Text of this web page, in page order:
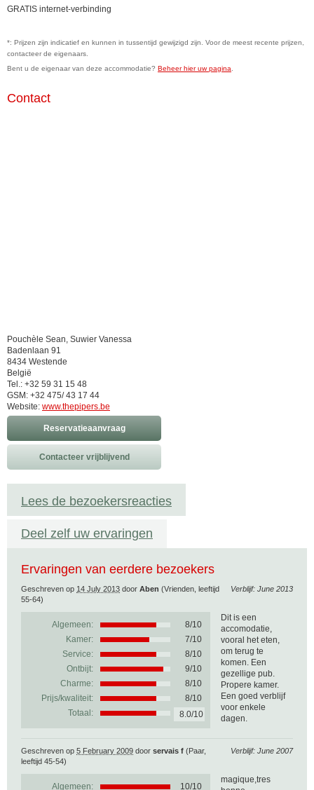
GRATIS internet-verbinding
*: Prijzen zijn indicatief en kunnen in tussentijd gewijzigd zijn. Voor de meest recente prijzen,
contacteer de eigenaars.
Bent u de eigenaar van deze accommodatie? Beheer hier uw pagina
Contact
Pouchèle Sean, Suwier Vanessa
Badenlaan 91
8434 Westende
België
Tel.: +32 59 31 15 48
GSM: +32 475/ 43 17 44
Website: www.thepipers.be
Reservatieaanvraag
Contacteer vrijblijvend
Lees de bezoekersreacties
Deel zelf uw ervaringen
Ervaringen van eerdere bezoekers
Verblijf: June 2013
Geschreven op 14 July 2013 door Aben (Vrienden, leeftijd
55-64)
Algemeen: 8/10
Kamer:
7/10
Service:
8/10
Ontbijt:
9/10
Charme:
8/10
Prijs/kwaliteit:
8/10
Totaal:
8.0/10
Dit is een
accomodatie,
vooral het eten,
om terug te
komen. Een
gezellige pub.
Propere kamer.
Een goed verblijf
voor enkele
dagen.
Verblijf: June 2007
Geschreven op 5 February 2009 door servais f (Paar,
leeftijd 45-54)
Algemeen: 10/10
magique,tres